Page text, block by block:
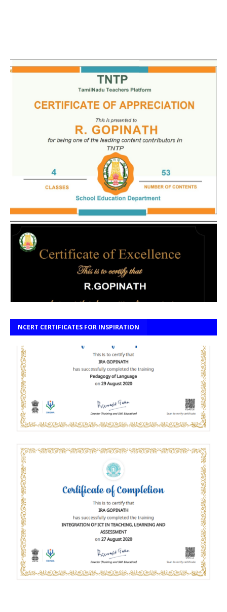
NCERT CERTIFICATES FOR INSPIRATION